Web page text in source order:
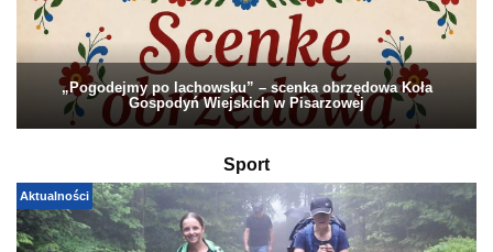
„Pogodejmy po lachowsku” – scenka obrzędowa Koła
Gospodyń Wiejskich w Pisarzowej
Sport
Aktualności